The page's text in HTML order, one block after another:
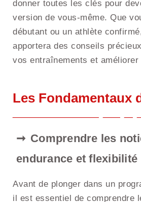
donner toutes les clés pour
version de vous-même. Que
débutant ou un athlète
apportera des conseils
vos entraînements et
Les Fondamentaux
Comprendre les
endurance et flexibilité
Avant de plonger dans un
il est essentiel de comprendre